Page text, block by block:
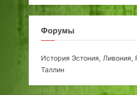
Форумы
История Эстония, Ливония,
Таллин